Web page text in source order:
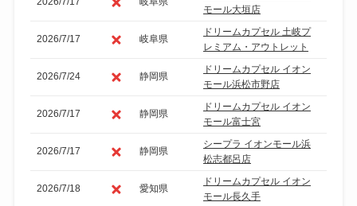
モール大垣店
2026/7/17 岐阜県
ドリームカプセル 土岐プ
レミアム・アウトレット
2026/7/24 静岡県
ドリームカプセル イオン
モール浜松市野店
2026/7/17 静岡県
ドリームカプセル イオン
モール富士宮
2026/7/17 静岡県
シープラ イオンモール浜
松志都呂店
2026/7/18 愛知県
ドリームカプセル イオン
モール長久手